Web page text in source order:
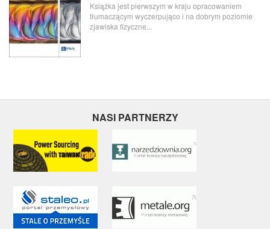
Książka jest pierwszym w kraju opracowaniem
tłumaczącym wyczerpująco i na dobrym poziomie
zjawiska fizyczne...
NASI PARTNERZY